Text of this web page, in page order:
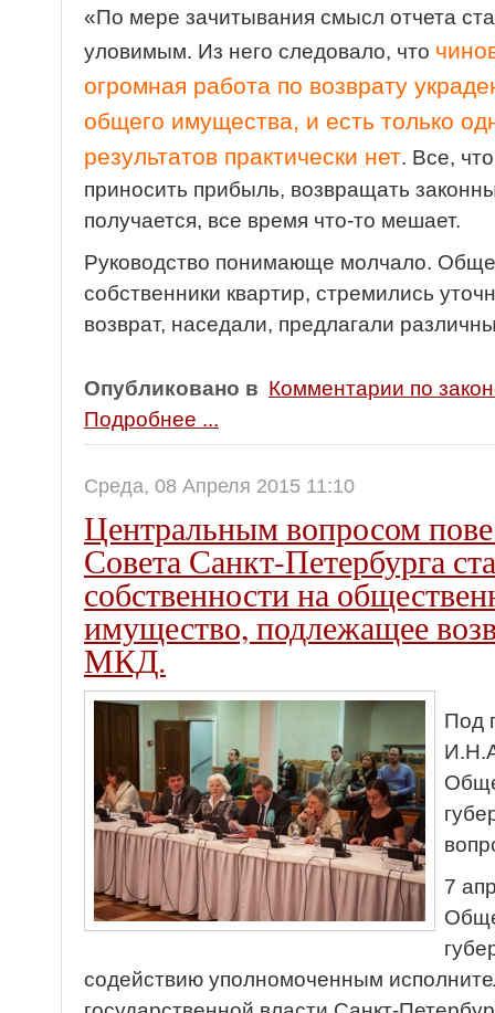
«По мере зачитывания смысл отчета
уловимым. Из него следовало, что
огромная работа по возврату
общего имущества, и есть только
результатов практически нет. Все,
приносить прибыль, возвращать
получается, все время что-то мешает.
Руководство понимающе молчало.
собственники квартир, стремились
возврат, наседали, предлагали
Опубликовано в Комментарии по
Подробнее ...
Среда, 08 Апреля 2015 11:10
Центральным вопросом
Совета Санкт-Петербурга
собственности на
имущество, подлежащее
МКД.
Под
7
содействию уполномоченным